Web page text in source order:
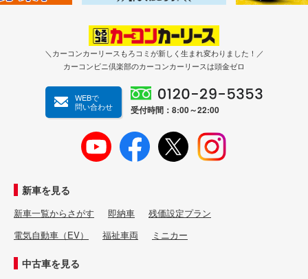
＼カーコンカーリースもろコミが新しく生まれ変わりました！／
カーコンビニ倶楽部のカーコンカーリースは頭金ゼロ
WEBで
問い合わせ
受付時間：8:00～22:00
新車を見る
新車一覧からさがす 即納車
残価設定プラン
電気自動車（EV）
福祉車両 ミニカー
中古車を見る